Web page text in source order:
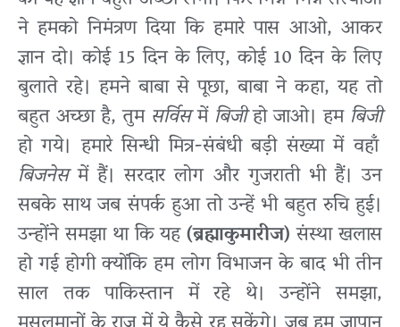
ने हमको निमंत्रण दिया कि हमारे पास आओ, आकर
ज्ञान दो। कोई 15 दिन के लिए, कोई 10 दिन के लिए
बुलाते रहे। हमने बाबा से पूछा, बाबा ने कहा, यह तो
बहुत अच्छा है, तुमसर्विसमेंबिजीहो जाओ। हमबिजी
हो गये। हमारे सिन्धी मित्र-संबंधी बड़ी संख्या में वहाँ
बिजनेसमें हैं। सरदार लोग और गुजराती भी हैं। उन
सबके साथ जब संपर्क हुआ तो उन्हें भी बहुत रुचि हुई।
उन्होंने समझा था कि यह(ब्रह्माकुमारीज)संस्था खलास
हो गई होगी क्योंकि हम लोग विभाजन के बाद भी तीन
साल तक पाकिस्तान में रहे थे। उन्होंने समझा,